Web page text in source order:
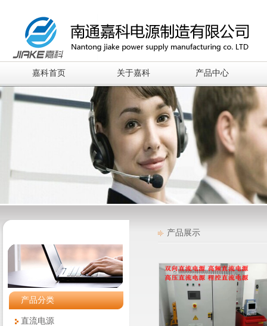
嘉科首页 关于嘉科 产品中心
产品分类
直流电源
产品展示